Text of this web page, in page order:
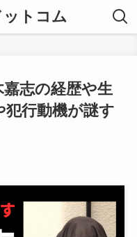
ットコム
嘉志の経歴や生
犯行動機が謎す